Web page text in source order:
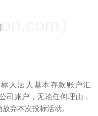
人法人基本存款账户汇
司账户，无论任何理由，
弃本次投标活动。
）